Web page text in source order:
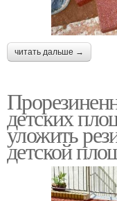
читать дальше →
детских
уложить
детской